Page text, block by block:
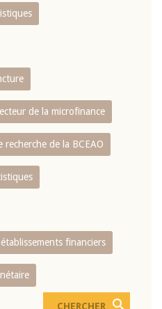
de la microfinance
recherche de la BCEAO
financiers